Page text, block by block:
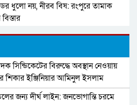
ধুলো নয়, নীরব বিষ: রংপুরে তামাক
রাতে ভয়াবহ ডাকাতি: পুলিশ পরিচয়ে
বাজারে ভয়াবহ অগ্নিকাণ্ড!তিন দোকান
১৬হাজার লিটার তেল মজুত,ফিলিং
সিন্ডিকেটের বিরুদ্ধে অবস্থান নেওয়ায়
শিকার ইঞ্জিনিয়ার আমিনুল ইসলাম
জন্য দীর্ঘ লাইন: জনভোগান্তি চরমে